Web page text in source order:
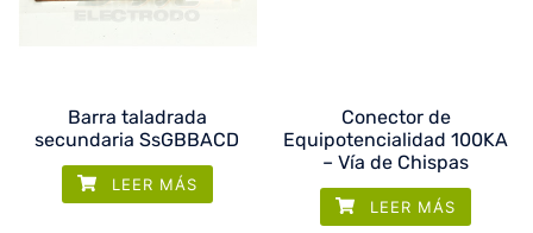
Barra taladrada
secundaria SsGBBACD
LEER MÁS
Conector de
Equipotencialidad 100KA
– Vía de Chispas
LEER MÁS